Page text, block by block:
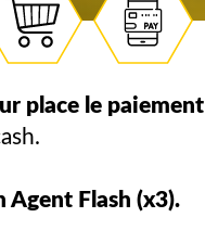
place le paiement
Agent Flash (x3).